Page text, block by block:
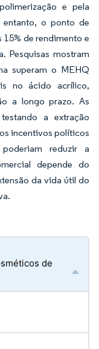
e pela
entanto, o ponto de
de rendimento e
Pesquisas mostram
superam o MEHQ
no ácido acrílico,
a longo prazo. As
a extração
incentivos políticos
reduzir a
depende do
da vida útil do
de